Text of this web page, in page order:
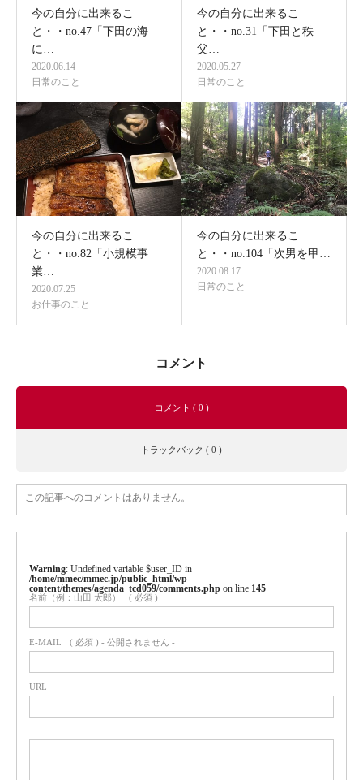
今の自分に出来るこ
と・・no.47「下田の海
に…
2020.06.14
日常のこと
今の自分に出来るこ
と・・no.31「下田と秩
父…
2020.05.27
日常のこと
今の自分に出来るこ
と・・no.82「小規模事
業…
2020.07.25
お仕事のこと
今の自分に出来るこ
と・・no.104「次男を甲…
2020.08.17
日常のこと
コメント
コメント ( 0 )
トラックバック ( 0 )
この記事へのコメントはありません。
Warning : Undefined variable $user_ID in
/home/mmec/mmec.jp/public_html/wp-
content/themes/agenda_tcd059/comments.php on line 145
名前（例：山田 太郎） ( 必須 )
E-MAIL ( 必須 ) - 公開されません -
URL